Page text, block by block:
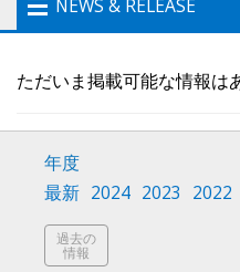
NEWS & RELEASE
ただいま掲載可能な情報は
年度
最新 2024 2023 2022
過去の
情報